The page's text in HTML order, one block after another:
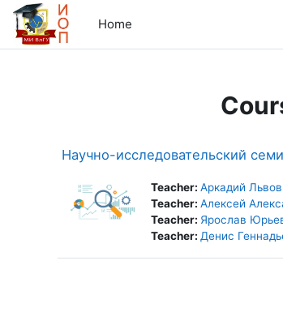
Skip to main content
Home
Научно-исследовательский
Teacher: Аркадий
Teacher: Алексей
Teacher: Ярослав
Teacher: Денис